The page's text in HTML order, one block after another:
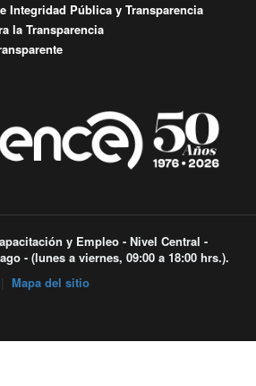
Integridad Pública y Transparencia
la Transparencia
y Empleo - Nivel Central -
- (lunes a viernes, 09:00 a 18:00 hrs.).
Mapa del sitio